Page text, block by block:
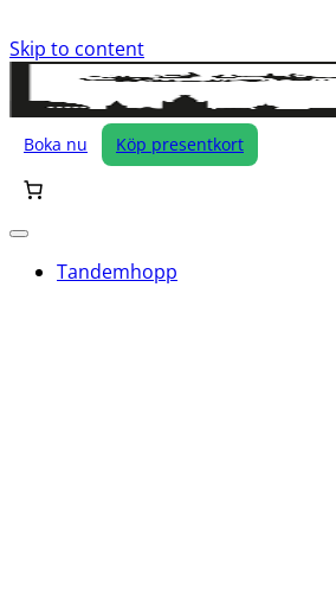
Skip to content
Boka nu Köp presentkort
Tandemhopp